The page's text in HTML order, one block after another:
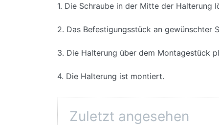
1. Die Schraube in der Mitte der Halterung
2. Das Befestigungsstück an gewünschter
3. Die Halterung über dem Montagestück
4. Die Halterung ist montiert.
Zuletzt angesehen